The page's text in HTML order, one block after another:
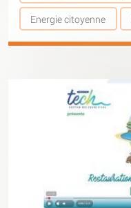
Energie citoyenne